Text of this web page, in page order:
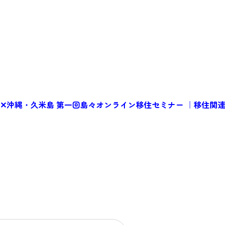
縄・久米島 第一回島々オンライン移住セミナー ｜移住関